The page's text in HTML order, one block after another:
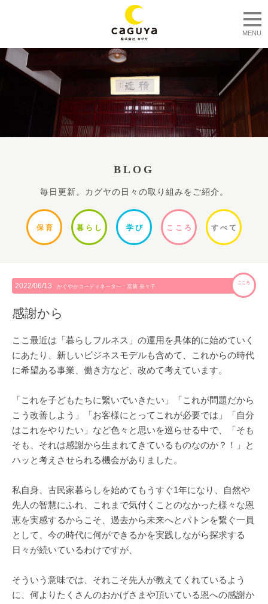
MENU
BLOG
毎日更新。カグヤの日々の取り組みをご紹介。
保 育 暮ら し 学 び ここ ろ すべて
2022/06/13 かぐやかコーディネーター 宮前 奈々子
こころ
感謝から
ここ最近は「暮らしフルネス」の運用を具体的に始めていく
にあたり、新しいビジネスモデルも含めて、これからの時代
に希望ある事業、働き方など、改めて考えています。
「これを子どもたちに繋いでいきたい」「これが問題だから
こう改善しよう」「お客様にとってこれが必要では」「自分
はこれをやりたい」など色々と思いを巡らせる中で、「そも
そも、それは感謝から生まれてきているものなのか？！」と
ハッと考えさせられる機会がありました。
私自身、古民家暮らしを始めてもうすぐ1年になり、自然や
先人の智慧にふれ、これまで気付くことのなかった様々な恩
恵を実感するからこそ、過去から未来へとバトンを繋ぐ一員
として、今の時代に何ができるかを実践しながら探求する
日々が続いているわけですが、
そういう意味では、それこそ先人が教えてくれているよう
に、何よりたくさんのおかげさまや頂いている恩への感謝か